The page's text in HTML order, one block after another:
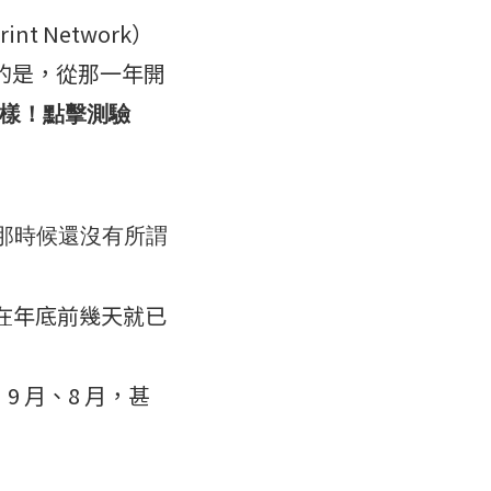
Network）
是，從那一年開
！點擊測驗
時候還沒有所謂
年底前幾天就已
月、8 月，甚